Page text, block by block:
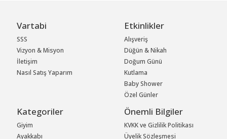
Vartabi
SSS
Vizyon & Misyon
İletişim
Nasıl Satış Yaparım
Etkinlikler
Alışveriş
Düğün & Nikah
Doğum Günü
Kutlama
Baby Shower
Özel Günler
Kategoriler
Giyim
Ayakkabı
Önemli Bilgiler
KVKK ve Gizlilik Politikası
Üyelik Sözleşmesi